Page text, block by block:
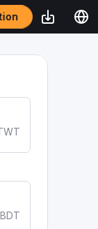
BDT